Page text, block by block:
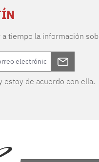
tiempo la información
estoy de acuerdo con ella.